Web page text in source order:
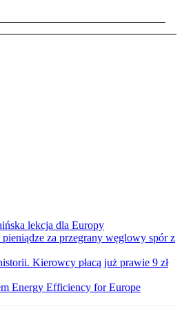
lekcja dla Europy
pieniądze za przegrany węglowy spór z
Kierowcy płacą już prawie 9 zł
Energy Efficiency for Europe